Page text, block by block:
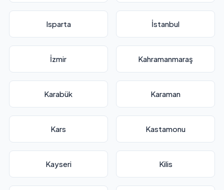
Isparta İstanbul
İzmir Kahramanmaraş
Karabük Karaman
Kars Kastamonu
Kayseri Kilis